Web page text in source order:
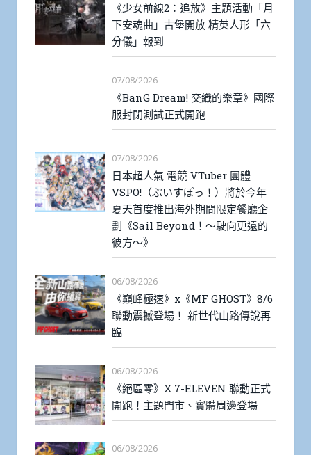
《少女前線2：追放》主題活動「月
下安魂曲」古堡開放 精英人形「六
分儀」報到
07/08/2026
《BanG Dream! 交織的樂章》國際
服封閉測試正式開跑
07/08/2026
日本超人氣 電競 VTuber 團體
VSPO!（ぶいすぽっ！）將於今年
夏天首度推出海外期間限定餐廳企
劃《Sail Beyond！～駛向更遠的
彼方～》
06/08/2026
《巔峰極速》x《MF GHOST》8/6
聯動震撼登場！ 新世代山路傳說再
臨
06/08/2026
《絕區零》X 7-ELEVEN 聯動正式
開跑！主題門市、實體周邊登場
06/08/2026